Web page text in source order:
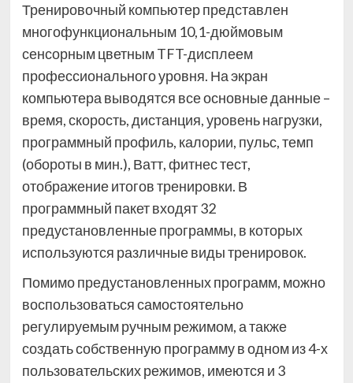
Тренировочный компьютер представлен
многофункциональным 10,1-дюймовым
сенсорным цветным TFT-дисплеем
профессионального уровня. На экран
компьютера выводятся все основные данные –
время, скорость, дистанция, уровень нагрузки,
программный профиль, калории, пульс, темп
(обороты в мин.), Ватт, фитнес тест,
отображение итогов тренировки. В
программный пакет входят 32
предустановленные программы, в которых
используются различные виды тренировок.
Помимо предустановленных программ, можно
воспользоваться самостоятельно
регулируемым ручным режимом, а также
создать собственную программу в одном из 4-х
пользовательских режимов, имеются и 3